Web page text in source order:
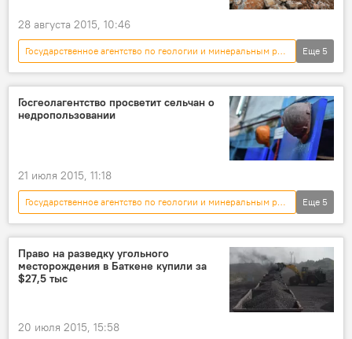
28 августа 2015, 10:46
Государственное агентство по геологии и минеральным ресурсам
Новости
Кыргызстан
экономика
Еще 5
Госгеолагентство просветит сельчан о
недропользовании
21 июля 2015, 11:18
Государственное агентство по геологии и минеральным ресурсам
Новости
Кыргызстан
экономика
Общество
недропользование
Еще 5
Право на разведку угольного
месторождения в Баткене купили за
$27,5 тыс
20 июля 2015, 15:58